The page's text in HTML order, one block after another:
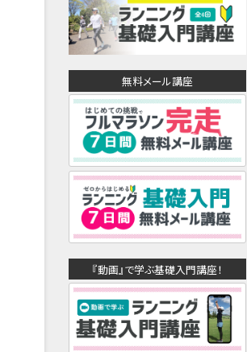
無料メール講座
『動画』で学ぶ基礎入門講座！